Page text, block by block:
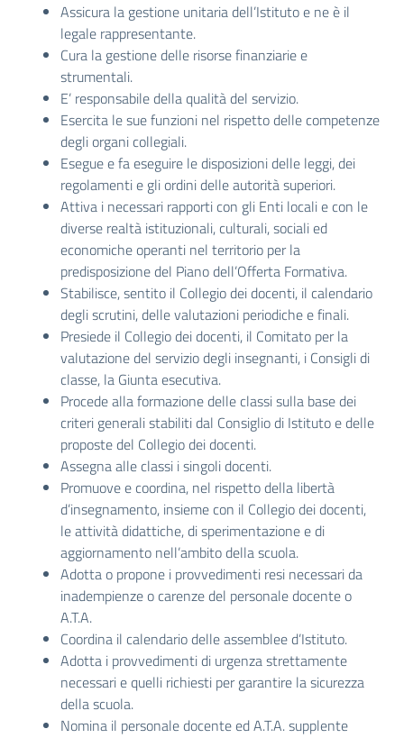
Assicura la gestione unitaria dell’Istituto e ne è il
legale rappresentante.
Cura la gestione delle risorse finanziarie e
strumentali.
E’ responsabile della qualità del servizio.
Esercita le sue funzioni nel rispetto delle competenze
degli organi collegiali.
Esegue e fa eseguire le disposizioni delle leggi, dei
regolamenti e gli ordini delle autorità superiori.
Attiva i necessari rapporti con gli Enti locali e con le
diverse realtà istituzionali, culturali, sociali ed
economiche operanti nel territorio per la
predisposizione del Piano dell’Offerta Formativa.
Stabilisce, sentito il Collegio dei docenti, il calendario
degli scrutini, delle valutazioni periodiche e finali.
Presiede il Collegio dei docenti, il Comitato per la
valutazione del servizio degli insegnanti, i Consigli di
classe, la Giunta esecutiva.
Procede alla formazione delle classi sulla base dei
criteri generali stabiliti dal Consiglio di Istituto e delle
proposte del Collegio dei docenti.
Assegna alle classi i singoli docenti.
Promuove e coordina, nel rispetto della libertà
d’insegnamento, insieme con il Collegio dei docenti,
le attività didattiche, di sperimentazione e di
aggiornamento nell’ambito della scuola.
Adotta o propone i provvedimenti resi necessari da
inadempienze o carenze del personale docente o
A.T.A.
Coordina il calendario delle assemblee d’Istituto.
Adotta i provvedimenti di urgenza strettamente
necessari e quelli richiesti per garantire la sicurezza
della scuola.
Nomina il personale docente ed A.T.A. supplente